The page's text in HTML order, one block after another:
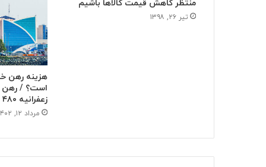
منتظر کاهش قیمت کالاها باشیم
تیر ۲۶, ۱۳۹۸
هزینه رهن
زعفرانیه ۴۸۰ میلیون!
مرداد ۱۲, ۱۴۰۲